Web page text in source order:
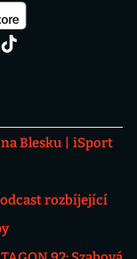
Blesku
iSport
rozbíjející